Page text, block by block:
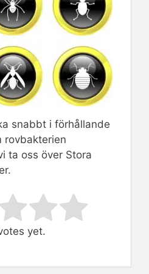
snabbt i förhållande
rovbakterien
ta oss över Stora
Submit Rating
yet.